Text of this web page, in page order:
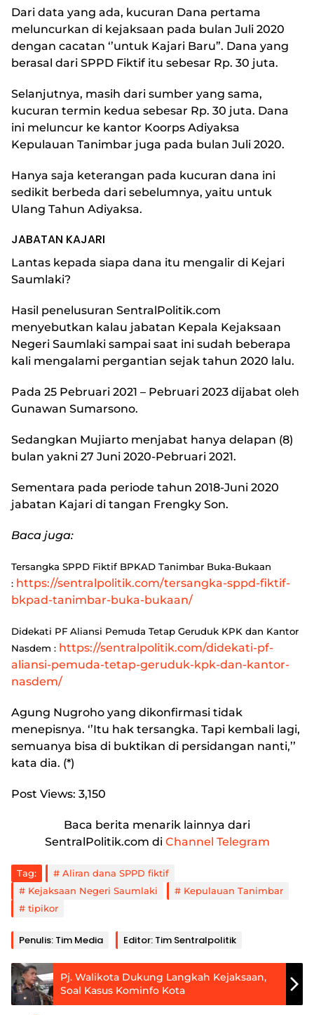
Dari data yang ada, kucuran Dana pertama
meluncurkan di kejaksaan pada bulan Juli 2020
dengan cacatan ‘’untuk Kajari Baru”. Dana yang
berasal dari SPPD Fiktif itu sebesar Rp. 30 juta.
Selanjutnya, masih dari sumber yang sama,
kucuran termin kedua sebesar Rp. 30 juta. Dana
ini meluncur ke kantor Koorps Adiyaksa
Kepulauan Tanimbar juga pada bulan Juli 2020.
Hanya saja keterangan pada kucuran dana ini
sedikit berbeda dari sebelumnya, yaitu untuk
Ulang Tahun Adiyaksa.
JABATAN KAJARI
Lantas kepada siapa dana itu mengalir di Kejari
Saumlaki?
Hasil penelusuran SentralPolitik.com
menyebutkan kalau jabatan Kepala Kejaksaan
Negeri Saumlaki sampai saat ini sudah beberapa
kali mengalami pergantian sejak tahun 2020 lalu.
Pada 25 Pebruari 2021 – Pebruari 2023 dijabat oleh
Gunawan Sumarsono.
Sedangkan Mujiarto menjabat hanya delapan (8)
bulan yakni 27 Juni 2020-Pebruari 2021.
Sementara pada periode tahun 2018-Juni 2020
jabatan Kajari di tangan Frengky Son.
Baca juga:
Tersangka SPPD Fiktif BPKAD Tanimbar Buka-Bukaan
: https://sentralpolitik.com/tersangka-sppd-fiktif-
bkpad-tanimbar-buka-bukaan/
Didekati PF Aliansi Pemuda Tetap Geruduk KPK dan Kantor
Nasdem : https://sentralpolitik.com/didekati-pf-
aliansi-pemuda-tetap-geruduk-kpk-dan-kantor-
nasdem/
Agung Nugroho yang dikonfirmasi tidak
menepisnya. ‘’Itu hak tersangka. Tapi kembali lagi,
semuanya bisa di buktikan di persidangan nanti,’’
kata dia. (*)
Post Views: 3,150
Baca berita menarik lainnya dari
SentralPolitik.com di Channel Telegram
Tag:
Aliran dana SPPD fiktif
Kejaksaan Negeri Saumlaki
Kepulauan Tanimbar
tipikor
Penulis: Tim Media Editor: Tim Sentralpolitik
Pj. Walikota Dukung Langkah Kejaksaan,
Soal Kasus Kominfo Kota